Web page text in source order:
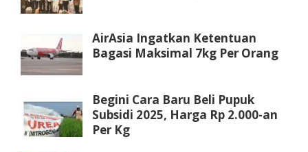
AirAsia Ingatkan Ketentuan
Bagasi Maksimal 7kg Per Orang
Begini Cara Baru Beli Pupuk
Subsidi 2025, Harga Rp 2.000-an
Per Kg